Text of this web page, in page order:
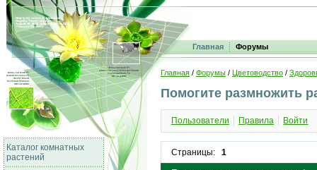
Главная Форумы
Каталог комнатных
растений
Главная / Форумы / Цветоводство /
Помогите размножить
Пользователи Правила Войти
Страницы: 1